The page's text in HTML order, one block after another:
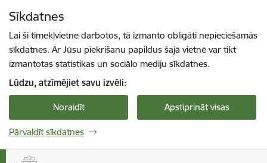
Sīkdatnes
Lai šī tīmekļvietne darbotos, tā izmanto obligāti nepieciešamās
sīkdatnes. Ar Jūsu piekrišanu papildus šajā vietnē var tikt
izmantotas statistikas un sociālo mediju sīkdatnes.
Lūdzu, atzīmējiet savu izvēli:
Noraidīt Apstiprināt visas
Pārvaldīt sīkdatnes